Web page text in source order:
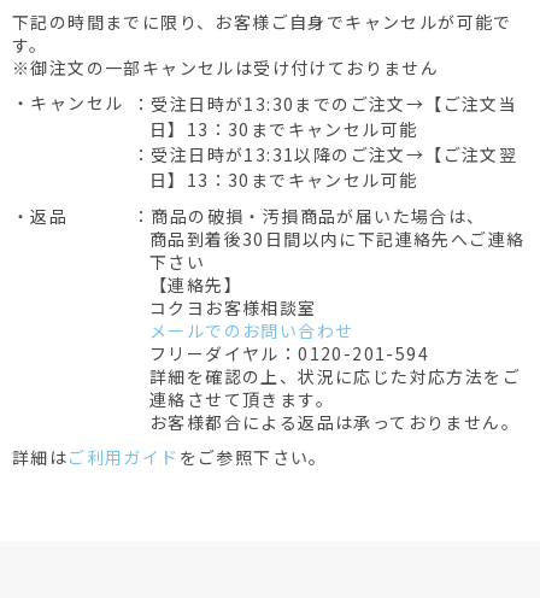
下記の時間までに限り、お客様ご自身でキャンセルが可能で
す。
※御注文の一部キャンセルは受け付けておりません
・キャンセル
：受注日時が13:30までのご注文→【ご注文当
日】13：30までキャンセル可能
：受注日時が13:31以降のご注文→【ご注文翌
日】13：30までキャンセル可能
・返品
：商品の破損・汚損商品が届いた場合は、
商品到着後30日間以内に下記連絡先へご連絡
下さい
【連絡先】
コクヨお客様相談室
メールでのお問い合わせ
フリーダイヤル：0120-201-594
詳細を確認の上、状況に応じた対応方法をご
連絡させて頂きます。
お客様都合による返品は承っておりません。
詳細はご利用ガイド をご参照下さい。